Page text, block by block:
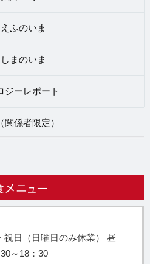
ふのいま
まのいま
ジーレポート
関係者限定）
日（日曜日のみ休業） 昼
～18：30